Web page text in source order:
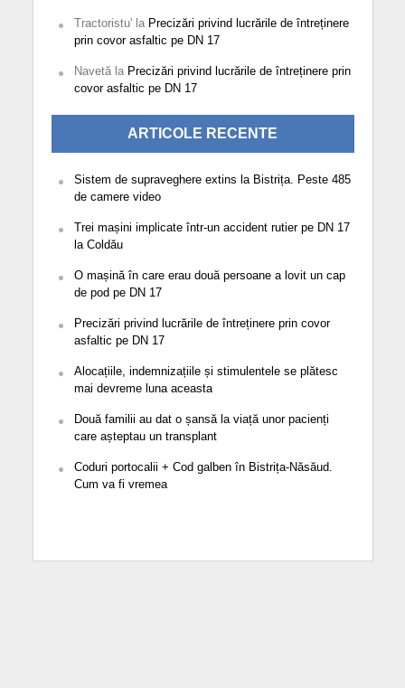
Tractoristu'la Precizări privind lucrările de întreținere
prin covor asfaltic pe DN 17
Navetăla Precizări privind lucrările de întreținere prin
covor asfaltic pe DN 17
ARTICOLE RECENTE
Sistem de supraveghere extins la Bistrița. Peste 485
de camere video
Trei mașini implicate într-un accident rutier pe DN 17
la Coldău
O mașină în care erau două persoane a lovit un cap
de pod pe DN 17
Precizări privind lucrările de întreținere prin covor
asfaltic pe DN 17
Alocațiile, indemnizațiile și stimulentele se plătesc
mai devreme luna aceasta
Două familii au dat o șansă la viață unor pacienți
care așteptau un transplant
Coduri portocalii + Cod galben în Bistrița-Năsăud.
Cum va fi vremea